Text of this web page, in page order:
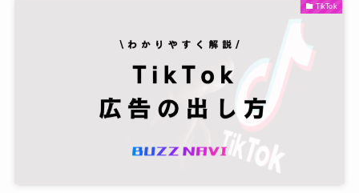
TikTok